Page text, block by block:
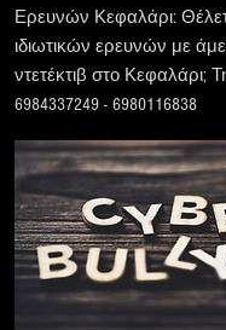
Ερευνών Κεφαλάρι:
ιδιωτικών ερευνών με
ντετέκτιβ στο Κεφαλάρι;
6984337249 - 6980116838